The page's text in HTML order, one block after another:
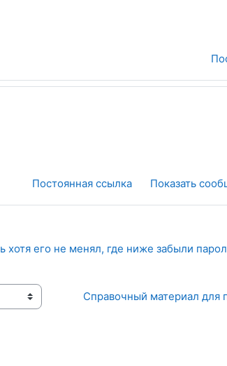
Постоянная ссылка
Показать
хотя его не менял, где ниже забыли
Справочный материал для